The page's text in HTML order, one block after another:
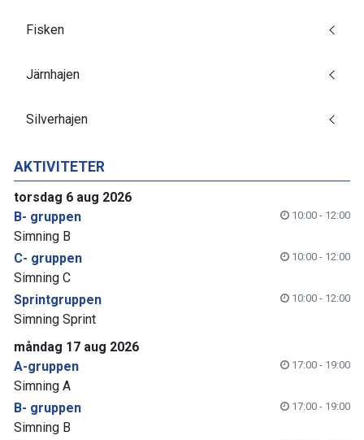
Fisken
Järnhajen
Silverhajen
AKTIVITETER
torsdag 6 aug 2026
B- gruppen
10:00 - 12:00
Simning B
C- gruppen
10:00 - 12:00
Simning C
Sprintgruppen
10:00 - 12:00
Simning Sprint
måndag 17 aug 2026
A-gruppen
17:00 - 19:00
Simning A
B- gruppen
17:00 - 19:00
Simning B